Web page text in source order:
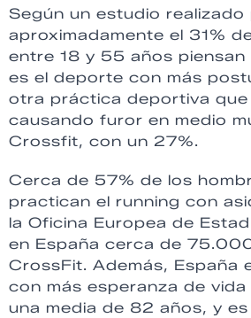
Según un estudio realizado
aproximadamente el 31%
entre 18 y 55 años piensan
es el deporte con más
otra práctica deportiva que
causando furor en medio
Crossfit, con un 27%.
Cerca de 57% de los
practican el running con
la Oficina Europea de
en España cerca de
CrossFit. Además, España
con más esperanza de
una media de 82 años, y